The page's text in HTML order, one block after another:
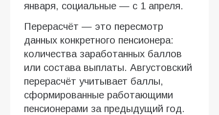
января, социальные — с 1 апреля.
Перерасчёт — это пересмотр
данных конкретного пенсионера:
количества заработанных баллов
или состава выплаты. Августовский
перерасчёт учитывает баллы,
сформированные работающими
пенсионерами за предыдущий год.